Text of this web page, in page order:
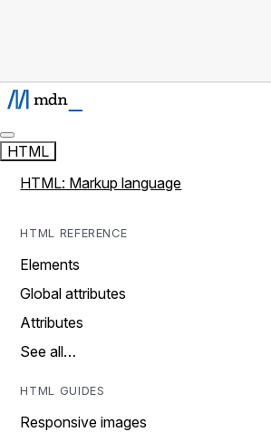
HTML
HTML: Markup language
HTML REFERENCE
Elements
Global attributes
Attributes
See all…
HTML GUIDES
Responsive images